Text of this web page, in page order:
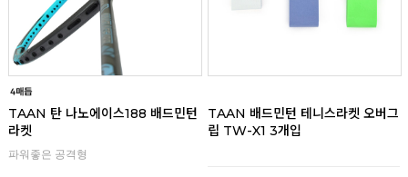
TAAN 탄 나노에이스188 배드민턴
라켓
파워좋은 공격형
TAAN 배드민턴 테니스라켓 오버그
립 TW-X1 3개입